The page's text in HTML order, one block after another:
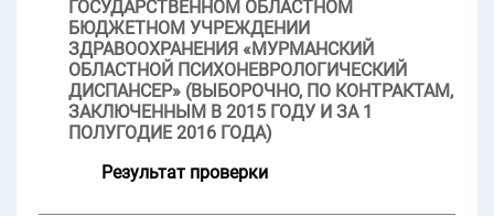
ГОСУДАРСТВЕННОМ ОБЛАСТНОМ
БЮДЖЕТНОМ УЧРЕЖДЕНИИ
ЗДРАВООХРАНЕНИЯ «МУРМАНСКИЙ
ОБЛАСТНОЙ ПСИХОНЕВРОЛОГИЧЕСКИЙ
ДИСПАНСЕР» (ВЫБОРОЧНО, ПО КОНТРАКТАМ,
ЗАКЛЮЧЕННЫМ В 2015 ГОДУ И ЗА 1
ПОЛУГОДИЕ 2016 ГОДА)
Результат проверки